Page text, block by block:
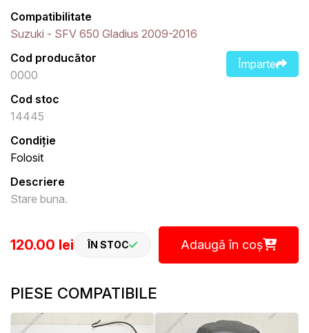
Compatibilitate
Suzuki - SFV 650 Gladius 2009-2016
Împarte
Cod producător
0000
Cod stoc
14445
Condiție
Folosit
Descriere
Stare buna.
120.00 lei ÎN STOC Adaugă în coș
PIESE COMPATIBILE